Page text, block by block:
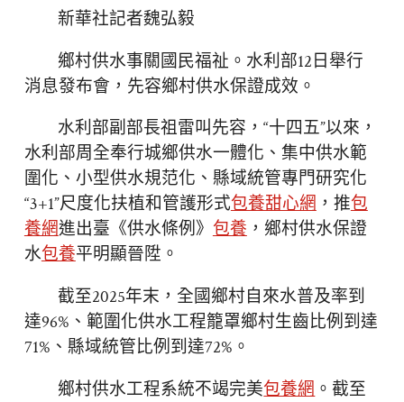
新華社記者魏弘毅
鄉村供水事關國民福祉。水利部12日舉行
消息發布會，先容鄉村供水保證成效。
水利部副部長祖雷叫先容，“十四五”以來，
水利部周全奉行城鄉供水一體化、集中供水範
圍化、小型供水規范化、縣域統管專門研究化
“3+1”尺度化扶植和管護形式包養甜心網，推包
養網進出臺《供水條例》包養，鄉村供水保證
水包養平明顯晉陞。
截至2025年末，全國鄉村自來水普及率到
達96%、範圍化供水工程籠罩鄉村生齒比例到達
71%、縣域統管比例到達72%。
鄉村供水工程系統不竭完美包養網 。截至